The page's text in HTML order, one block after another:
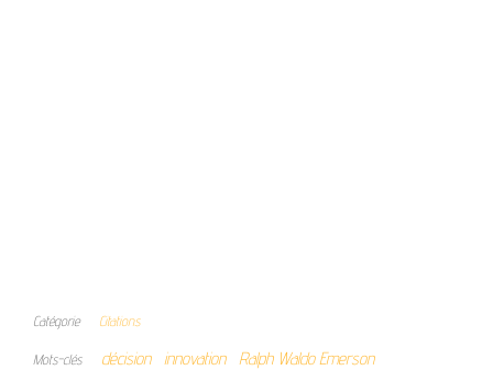
Catégorie Citations
Mots-clés décision innovation Ralph Waldo Emerson